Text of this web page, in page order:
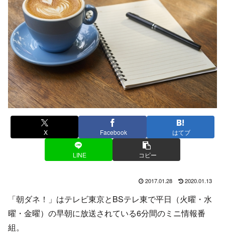
X Facebook はてブ
LINE コピー
2017.01.28 2020.01.13
「朝ダネ！」はテレビ東京とBSテレ東で平日（火曜・水
曜・金曜）の早朝に放送されている6分間のミニ情報番
組。